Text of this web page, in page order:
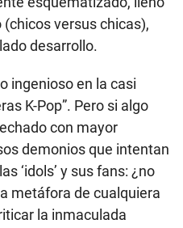
versus chicas),
desarrollo.
ingenioso en la casi
K-Pop”. Pero si algo
con mayor
demonios que intentan
‘idols’ y sus fans: ¿no
metáfora de cualquiera
la inmaculada